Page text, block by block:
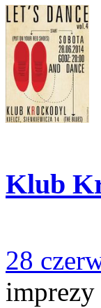
Klub
28
imprezy